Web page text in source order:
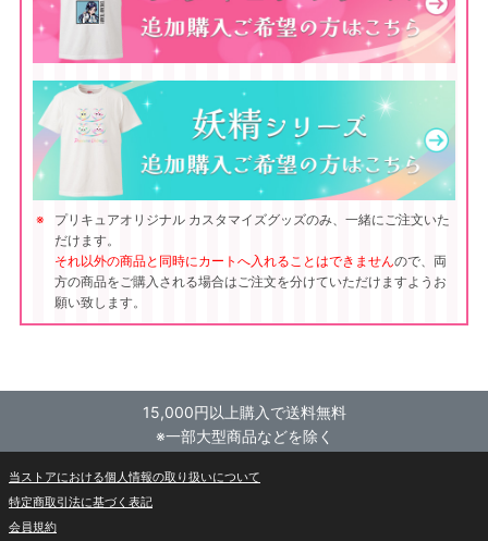
プリキュアオリジナル カスタマイズグッズのみ、一緒にご注文いた
だけます。
それ以外の商品と同時にカートへ入れることはできませんので、両
方の商品をご購入される場合はご注文を分けていただけますようお
願い致します。
15,000円以上購入で送料無料
※一部大型商品などを除く
当ストアにおける個人情報の取り扱いについて
特定商取引法に基づく表記
会員規約